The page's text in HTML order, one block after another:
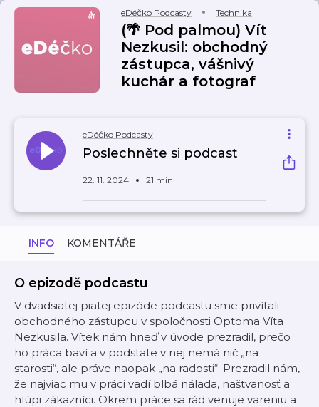
eDéčko Podcasty Technika
(🌴 Pod palmou) Vít
Nezkusil: obchodný
zástupca, vášnivý
kuchár a fotograf
eDéčko Podcasty
Poslechněte si podcast
22. 11. 2024 21 min
INFO KOMENTÁŘE
O epizodě podcastu
V dvadsiatej piatej epizóde podcastu sme privítali
obchodného zástupcu v spoločnosti Optoma Víta
Nezkusila. Vítek nám hneď v úvode prezradil, prečo
ho práca baví a v podstate v nej nemá nič „na
starosti“, ale práve naopak „na radosti“. Prezradil nám,
že najviac mu v práci vadí blbá nálada, naštvanosť a
hlúpi zákazníci. Okrem práce sa rád venuje vareniu a